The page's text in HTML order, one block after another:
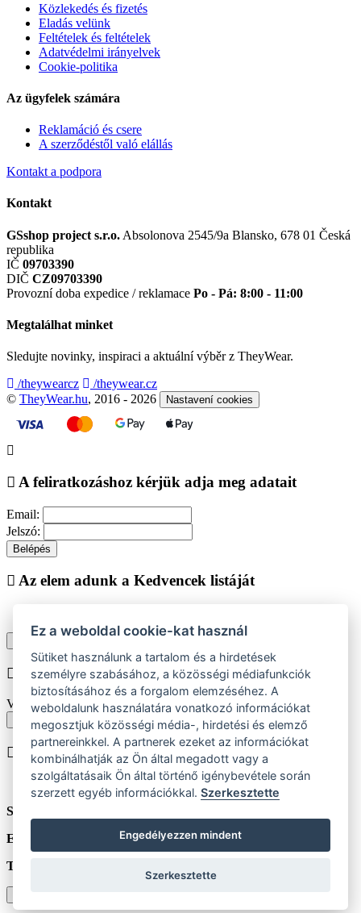
Közlekedés és fizetés
Eladás velünk
Feltételek és feltételek
Adatvédelmi irányelvek
Cookie-politika
Az ügyfelek számára
Reklamáció és csere
A szerződéstől való elállás
Kontakt a podpora
Kontakt
GSshop project s.r.o. Absolonova 2545/9a Blansko, 678 01 Česká
republika
IČ 09703390
DIČ CZ09703390
Provozní doba expedice / reklamace Po - Pá: 8:00 - 11:00
Megtalálhat minket
Sledujte novinky, inspiraci a aktuální výběr z TheyWear.
/theywearcz
/theywear.cz
© TheyWear.hu, 2016 - 2026 Nastavení cookies
A feliratkozáshoz kérjük adja meg adatait
Email:
Jelszó:
Belépés
Az elem adunk a Kedvencek listáját
Chyba při vkládání do košíku
Vyberte prosím velikost produktu
Vissza a méretekhez
A terméket beiktatjuk helyezése
Szám:
Egységár:
Teljes:
Ez a weboldal cookie-kat használ
Sütiket használunk a tartalom és a hirdetések
személyre szabásához, a közösségi médiafunkciók
biztosításához és a forgalom elemzéséhez. A
weboldalunk használatára vonatkozó információkat
megosztjuk közösségi média-, hirdetési és elemző
partnereinkkel. A partnerek ezeket az információkat
kombinálhatják az Ön által megadott vagy a
szolgáltatásaik Ön által történő igénybevétele során
szerzett egyéb információkkal.Szerkesztette
Engedélyezzen mindent
Szerkesztette